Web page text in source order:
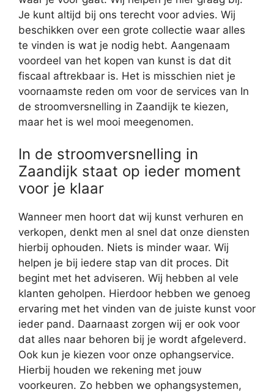
Je kunt altijd bij ons terecht voor advies. Wij
beschikken over een grote collectie waar alles
te vinden is wat je nodig hebt. Aangenaam
voordeel van het kopen van kunst is dat dit
fiscaal aftrekbaar is. Het is misschien niet je
voornaamste reden om voor de services van In
de stroomversnelling in Zaandijk te kiezen,
maar het is wel mooi meegenomen.
In de stroomversnelling in
Zaandijk staat op ieder moment
voor je klaar
Wanneer men hoort dat wij kunst verhuren en
verkopen, denkt men al snel dat onze diensten
hierbij ophouden. Niets is minder waar. Wij
helpen je bij iedere stap van dit proces. Dit
begint met het adviseren. Wij hebben al vele
klanten geholpen. Hierdoor hebben we genoeg
ervaring met het vinden van de juiste kunst voor
ieder pand. Daarnaast zorgen wij er ook voor
dat alles naar behoren bij je wordt afgeleverd.
Ook kun je kiezen voor onze ophangservice.
Hierbij houden we rekening met jouw
voorkeuren. Zo hebben we ophangsystemen,